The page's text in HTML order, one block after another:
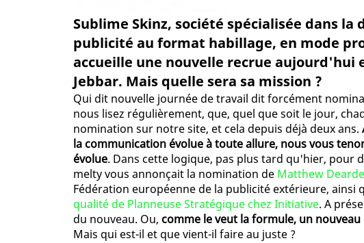
Sublime Skinz, société spécialisée dans
publicité au format habillage, en mode
accueille une nouvelle recrue aujourd'hui
Jebbar. Mais quelle sera sa mission ?
Qui dit nouvelle journée de travail dit forcément
nous lisez régulièrement, que, quel que soit le jour,
nomination sur notre site, et cela depuis déjà deux ans.
la communication évolue à toute allure, nous vous
évolue. Dans cette logique, pas plus tard qu'hier, pour
melty vous annonçait la nomination de Matthew
Fédération européenne de la publicité extérieure, ainsi
qualité de Planneuse Stratégique chez Initiative. A
du nouveau. Ou, comme le veut la formule, un
Mais qui est-il et que vient-il faire au juste ?